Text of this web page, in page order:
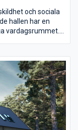
och sociala
hallen har en
vardagsrummet.
för socialt